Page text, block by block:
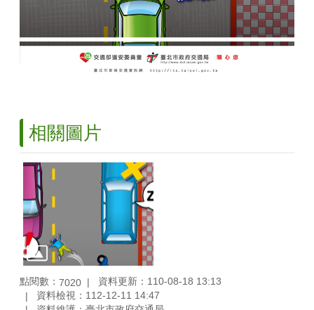
相關圖片
點閱數： 7020
資料更新：110-08-18 13:13
資料檢視：112-12-11 14:47